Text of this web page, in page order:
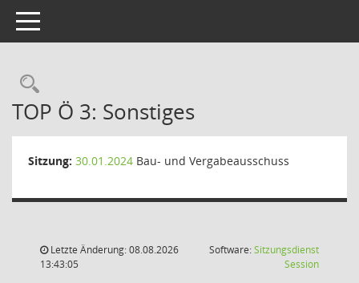
Toggle navigation
Rechercheauswahl
TOP Ö 3: Sonstiges
Sitzung: 30.01.2024 Bau- und Vergabeausschuss
Letzte Änderung: 08.08.2026
13:43:05
Software:Sitzungsdienst
Session(Wird in